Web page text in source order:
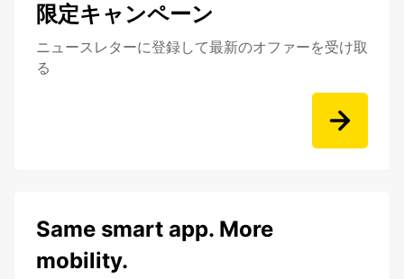
限定キャンペーン
ニュースレターに登録して最新のオファーを受け取
る
Same smart app. More
mobility.